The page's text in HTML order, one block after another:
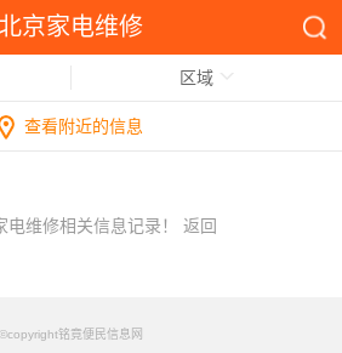
京家电维修
区域
查看附近的信息
电维修相关信息记录！ 返回
©copyright铭竟便民信息网